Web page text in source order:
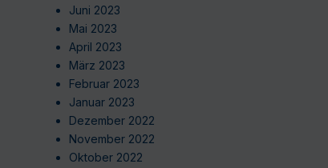
Juni 2023
Mai 2023
April 2023
März 2023
Februar 2023
Januar 2023
Dezember 2022
November 2022
Oktober 2022